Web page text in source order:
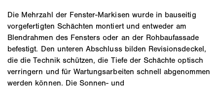
Die Mehrzahl der Fenster-Markisen wurde in bauseitig
vorgefertigten Schächten montiert und entweder am
Blendrahmen des Fensters oder an der Rohbaufassade
befestigt. Den unteren Abschluss bilden Revisionsdeckel,
die die Technik schützen, die Tiefe der Schächte optisch
verringern und für Wartungsarbeiten schnell abgenommen
werden können. Die Sonnen- und